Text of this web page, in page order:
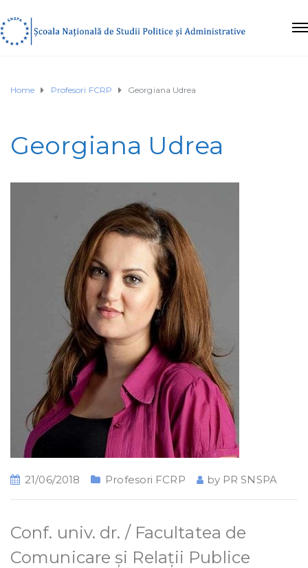
Home Profesori FCRP Georgiana Udrea
Georgiana Udrea
21/06/2018 Profesori FCRP by PR SNSPA
Conf. univ. dr. / Facultatea de
Comunicare și Relații Publice